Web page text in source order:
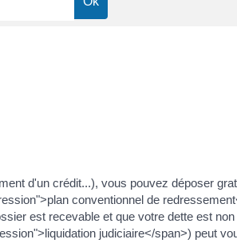
d'un crédit...), vous pouvez déposer
conventionnel de
est recevable et que votre dette est
judiciaire</span>) peut